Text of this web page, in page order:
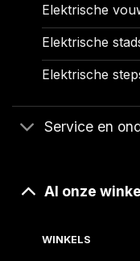
Elektrische
Elektrische
Elektrische
Service en
Al onze
WINKELS